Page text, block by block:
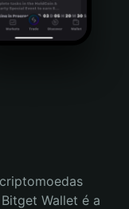
Wallet é a